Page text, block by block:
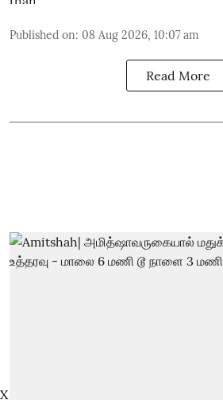
Published on: 08 Aug 2026, 10:07 am
Read More
X